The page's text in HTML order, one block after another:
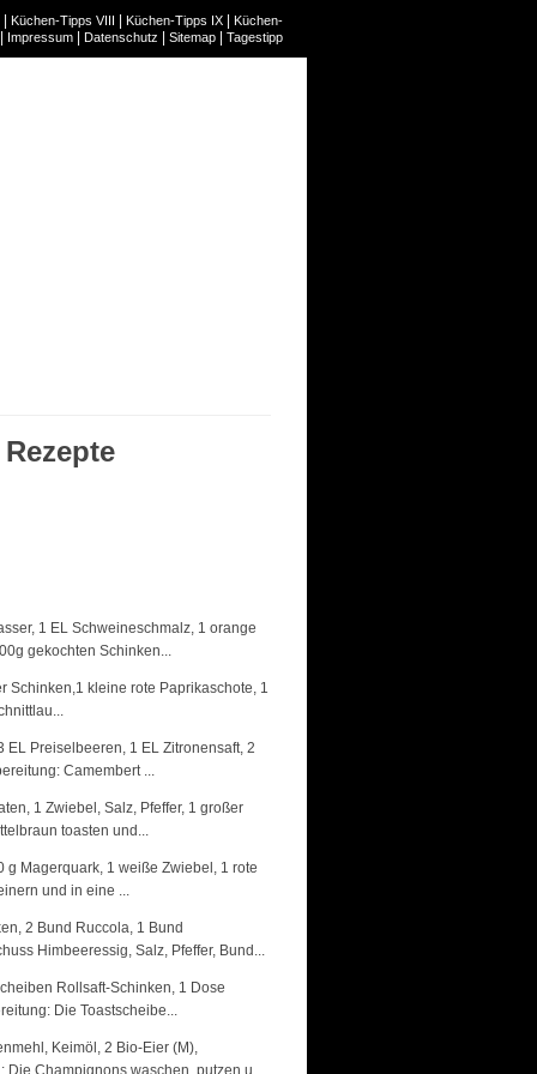
Küchen-Tipps VIII Küchen-Tipps IX Küchen-
Impressum Datenschutz Sitemap Tagestipp
1 EL Schweineschmalz, 1 orange
gekochten Schinken...
Schinken,1 kleine rote Paprikaschote, 1
Preiselbeeren, 1 EL Zitronensaft, 2
Camembert ...
1 Zwiebel, Salz, Pfeffer, 1 großer
toasten und...
g Magerquark, 1 weiße Zwiebel, 1 rote
und in eine ...
2 Bund Ruccola, 1 Bund
Himbeeressig, Salz, Pfeffer, Bund...
Rollsaft-Schinken, 1 Dose
Die Toastscheibe...
Keimöl, 2 Bio-Eier (M),
Champignons waschen, putzen u...